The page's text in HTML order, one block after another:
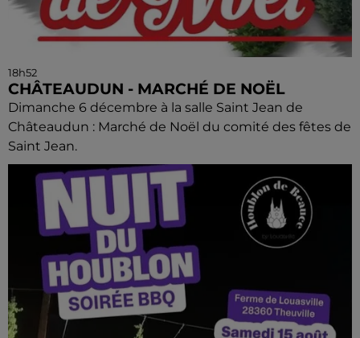
18h52
CHÂTEAUDUN - MARCHÉ DE NOËL
Dimanche 6 décembre à la salle Saint Jean de
Châteaudun : Marché de Noël du comité des fêtes de
Saint Jean.